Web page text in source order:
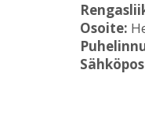
Osoite: